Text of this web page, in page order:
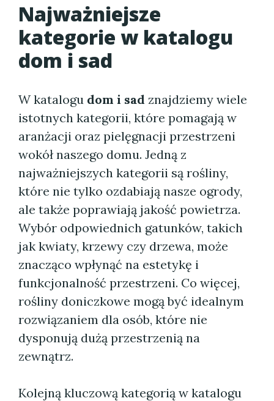
Najważniejsze
kategorie w katalogu
dom i sad
W katalogu dom i sad znajdziemy wiele
istotnych kategorii, które pomagają w
aranżacji oraz pielęgnacji przestrzeni
wokół naszego domu. Jedną z
najważniejszych kategorii są rośliny,
które nie tylko ozdabiają nasze ogrody,
ale także poprawiają jakość powietrza.
Wybór odpowiednich gatunków, takich
jak kwiaty, krzewy czy drzewa, może
znacząco wpłynąć na estetykę i
funkcjonalność przestrzeni. Co więcej,
rośliny doniczkowe mogą być idealnym
rozwiązaniem dla osób, które nie
dysponują dużą przestrzenią na
zewnątrz.
Kolejną kluczową kategorią w katalogu